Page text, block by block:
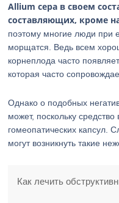
Allium сера в своем
составляющих, кроме
поэтому многие люди при
морщатся. Ведь всем
корнеплода часто
которая часто
Однако о подобных
может, поскольку средство
гомеопатических капсул.
могут возникнуть такие
Как лечить